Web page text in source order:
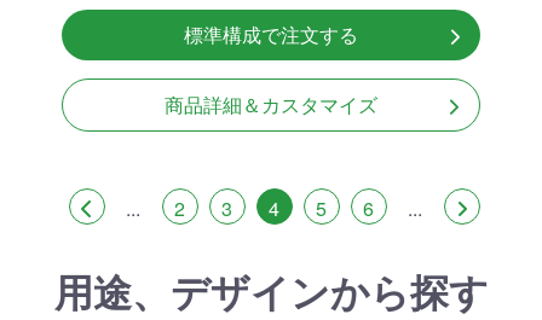
NVMeSSD 1TB
無線LAN Bluetooth対応
Windows11 Home 64bit
標準構成で注文する
商品詳細＆カスタマイズ
... 2 3 4 5 6 ...
用途、デザインから探す